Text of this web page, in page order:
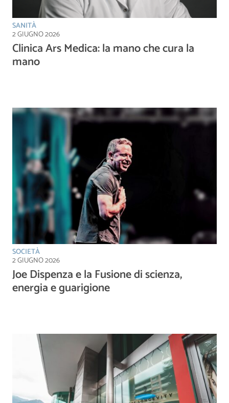
SANITÀ
2 GIUGNO 2026
Clinica Ars Medica: la mano che cura la
mano
SOCIETÀ
2 GIUGNO 2026
Joe Dispenza e la Fusione di scienza,
energia e guarigione